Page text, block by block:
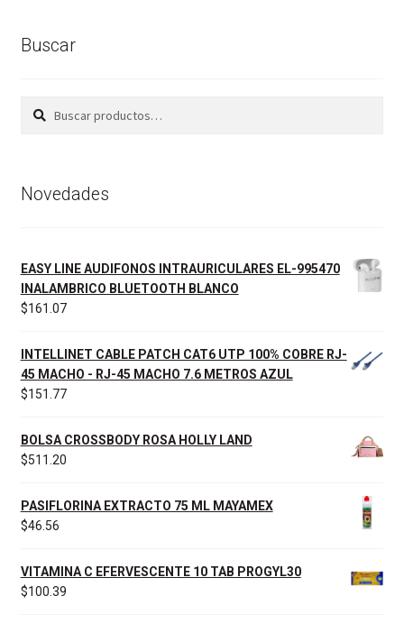
Buscar
Buscar
Buscar
Novedades
EASY LINE AUDIFONOS INTRAURICULARES EL-995470
INALAMBRICO BLUETOOTH BLANCO
$161.07
INTELLINET CABLE PATCH CAT6 UTP 100% COBRE RJ-
45 MACHO - RJ-45 MACHO 7.6 METROS AZUL
$151.77
BOLSA CROSSBODY ROSA HOLLY LAND
$511.20
PASIFLORINA EXTRACTO 75 ML MAYAMEX
$46.56
VITAMINA C EFERVESCENTE 10 TAB PROGYL30
$100.39